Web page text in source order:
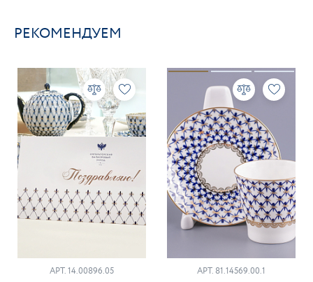
РЕКОМЕНДУЕМ
АРТ. 14.00896.05 АРТ. 81.14569.00.1